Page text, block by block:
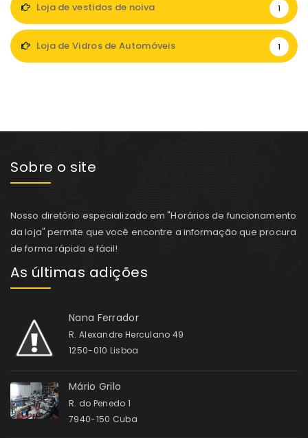
Loja de vestidos de noiva 1
Loja de Vidros de Automóveis 1
Sobre o site
Nosso diretório especializado em "Horários de funcionamento
da loja" permite que você encontre a informação que procura
de forma rápida e fácil!
As últimas adições
Nana Ferrador
R. Alexandre Herculano 49
1250-010 Lisboa
Mário Grilo
R. do Penedo 1
7940-150 Cuba